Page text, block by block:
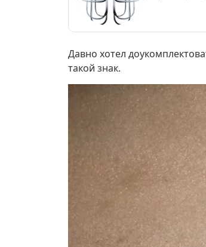
Давно хотел
такой знак.